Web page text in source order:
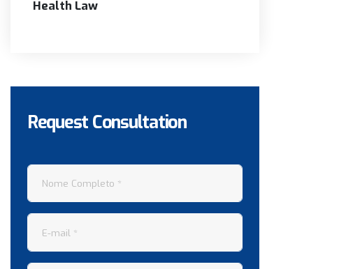
Health Law
Request Consultation